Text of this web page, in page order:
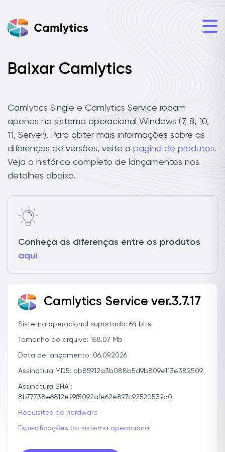
Baixar Camlytics
Camlytics Single e Camlytics Service rodam
apenas no sistema operacional Windows (7, 8, 10,
11, Server). Para obter mais informações sobre as
diferenças de versões, visite a página de produtos.
Veja o histórico completo de lançamentos nos
detalhes abaixo.
Conheça as diferenças entre os produtos
aqui
Camlytics Service ver.3.7.17
Sistema operacional suportado: 64 bits
Tamanho do arquivo: 168.07 Mb
Data de lançamento: 06.09.2026
Assinatura MD5: ab85912a3b088b5d9b809e113e382509
Assinatura SHA1:
8b77738e6812e99f5092afe62e897c92520539a0
Requisitos de hardware
Especificações do sistema operacional